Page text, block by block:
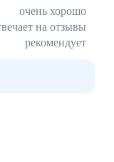
очень хорошо
на отзывы
рекомендует